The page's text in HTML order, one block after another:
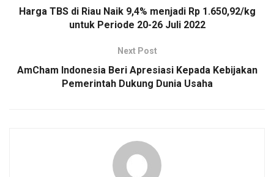
Harga TBS di Riau Naik 9,4% menjadi Rp 1.650,92/kg
untuk Periode 20-26 Juli 2022
Next Post
AmCham Indonesia Beri Apresiasi Kepada Kebijakan
Pemerintah Dukung Dunia Usaha